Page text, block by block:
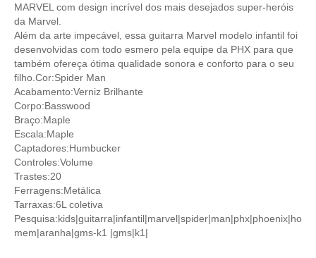
MARVEL com design incrível dos mais desejados super-heróis
da Marvel.
Além da arte impecável, essa guitarra Marvel modelo infantil foi
desenvolvidas com todo esmero pela equipe da PHX para que
também ofereça ótima qualidade sonora e conforto para o seu
filho.Cor:Spider Man
Acabamento:Verniz Brilhante
Corpo:Basswood
Braço:Maple
Escala:Maple
Captadores:Humbucker
Controles:Volume
Trastes:20
Ferragens:Metálica
Tarraxas:6L coletiva
Pesquisa:kids|guitarra|infantil|marvel|spider|man|phx|phoenix|ho
mem|aranha|gms-k1 |gms|k1|